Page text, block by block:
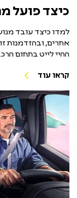
כיצד פועל
למדו כיצד עובד
ההיי לייט בתחום
קראו עוד